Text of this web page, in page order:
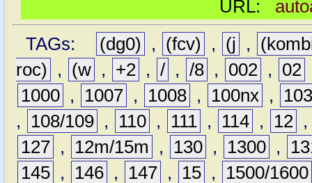
URL:
TAGs:
(dg0) , (fcv) , (j ,
roc)
, (w , +2 , / , /8 , 002 , 02
1000 , 1007 , 1008 , 100nx ,
,
108/109 , 110 , 111 , 114 , 12
127 , 12m/15m , 130 , 1300 ,
145 , 146 , 147 , 15 ,
1500/1600